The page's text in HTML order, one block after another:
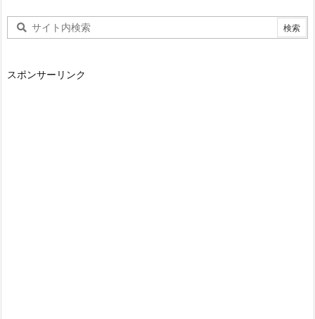
スポンサーリンク